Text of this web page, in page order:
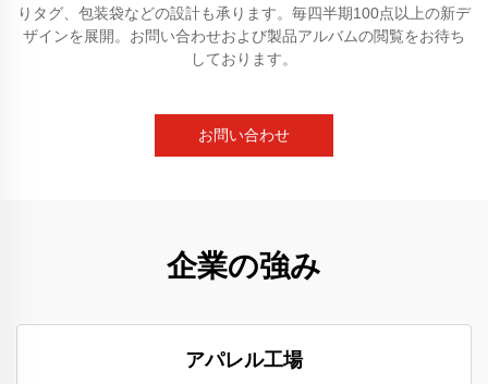
りタグ、包装袋などの設計も承ります。毎四半期100点以上の新デ
ザインを展開。お問い合わせおよび製品アルバムの閲覧をお待ち
しております。
お問い合わせ
企業の強み
アパレル工場